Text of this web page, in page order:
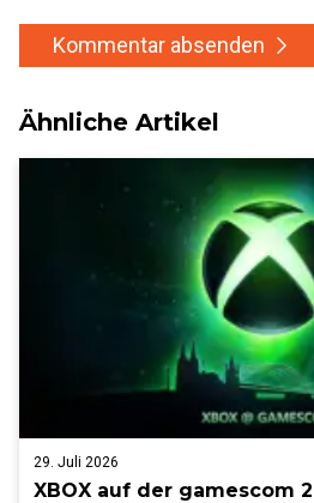
Kommentar absenden
Ähnliche Artikel
29. Juli 2026
XBOX auf der gamescom